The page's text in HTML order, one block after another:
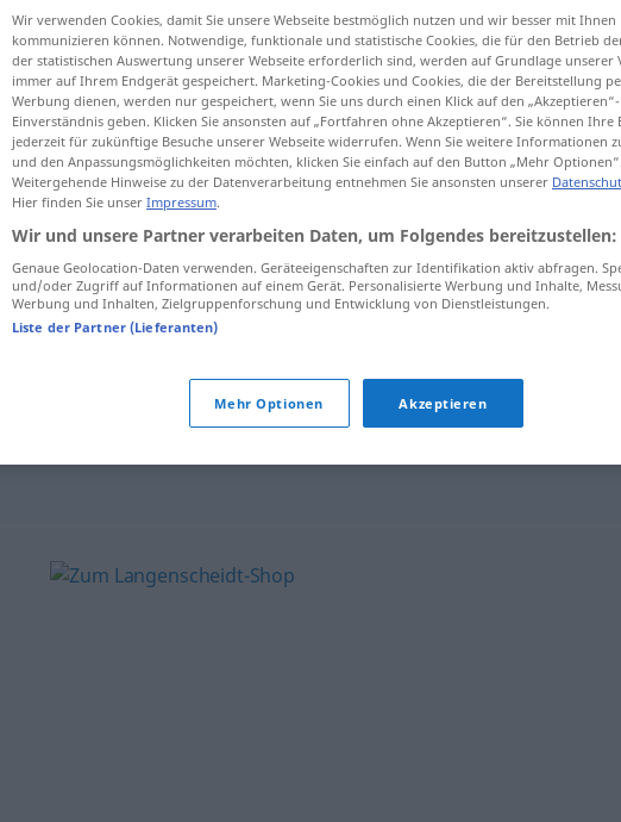
> GEH
antippen)
Anerbieten
Präsentation (fachspr.),Gebot
Wir verwenden Cookies, damit Sie unsere Webseite bestmöglich nutzen und wir besser mit Ihnen
kommunizieren können. Notwendige, funktionale und statistische Cookies, die für den Betrieb
der statistischen Auswertung unserer Webseite erforderlich sind, werden auf Grundlage unserer
immer auf Ihrem Endgerät gespeichert. Marketing-Cookies und Cookies, die der Bereitstellung
Werbung dienen, werden nur gespeichert, wenn Sie uns durch einen Klick auf den
Einverständnis geben. Klicken Sie ansonsten auf „Fortfahren ohne Akzeptieren“. Sie können Ihre
jederzeit für zukünftige Besuche unserer Webseite widerrufen. Wenn Sie weitere Informationen
und den Anpassungsmöglichkeiten möchten, klicken Sie einfach auf den Button „Mehr Optionen“.
Weitergehende Hinweise zu der Datenverarbeitung entnehmen Sie ansonsten unserer
Hier finden Sie unser Impressum.
Wir und unsere Partner verarbeiten Daten, um Folgendes bereitzustellen:
Genaue Geolocation-Daten verwenden. Geräteeigenschaften zur Identifikation aktiv abfragen.
und/oder Zugriff auf Informationen auf einem Gerät. Personalisierte Werbung und Inhalte,
Werbung und Inhalten, Zielgruppenforschung und Entwicklung von Dienstleistungen.
Liste der Partner (Lieferanten)
Mehr Optionen Akzeptieren